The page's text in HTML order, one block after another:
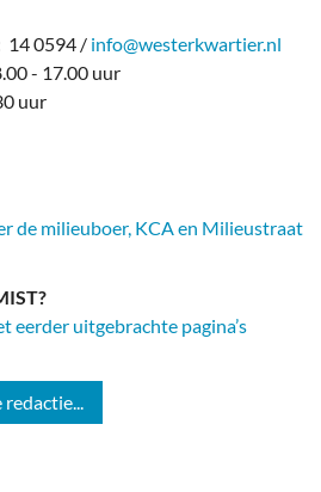
14 0594 / info@westerkwartier.nl
- 17.00 uur
uur
de milieuboer, KCA en Milieustraat
eerder uitgebrachte pagina’s
redactie...